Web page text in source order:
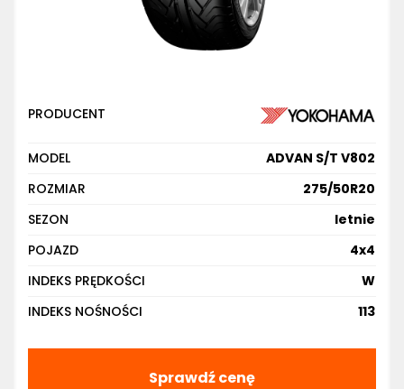
PRODUCENT
MODEL
ADVAN S/T V802
ROZMIAR
275/50R20
SEZON
letnie
POJAZD
4x4
INDEKS PRĘDKOŚCI
W
INDEKS NOŚNOŚCI
113
Sprawdź cenę